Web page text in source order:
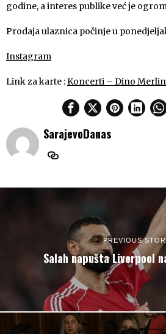
godine, a interes publike već je
Prodaja ulaznica počinje u
Instagram
Link za karte :Koncerti – Dino
SarajevoDanas
PREVIOUS
Salah napušta Liverpool